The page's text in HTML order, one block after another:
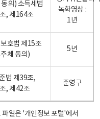
의) 소득세법
, 제164조
녹화영상 :
1년
호법 제15조
체 동의)
5년
법 제39조,
, 제42조
준영구
파일은 '개인정보 포털'에서